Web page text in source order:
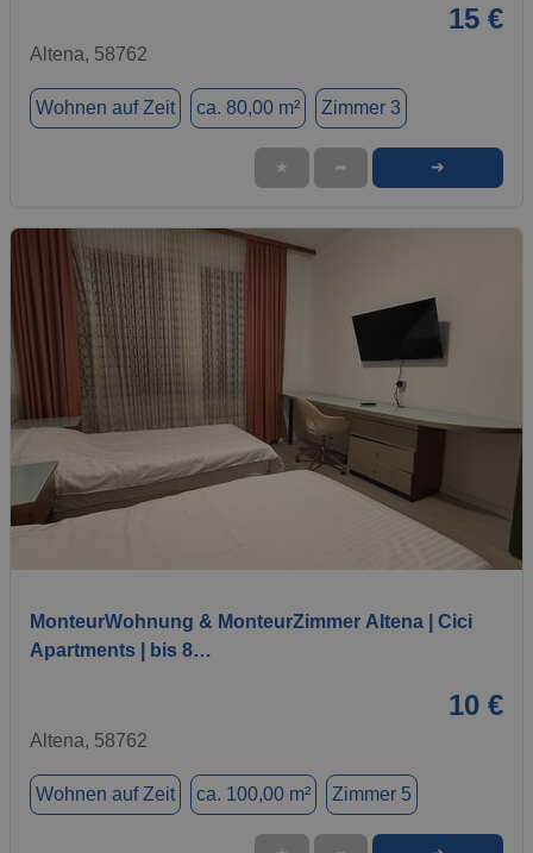
15 €
Altena, 58762
Wohnen auf Zeit ca. 80,00 m² Zimmer 3
★ ➦ ➜
1 / 7
MonteurWohnung & MonteurZimmer Altena | Cici
Apartments | bis 8…
10 €
Altena, 58762
Wohnen auf Zeit ca. 100,00 m² Zimmer 5